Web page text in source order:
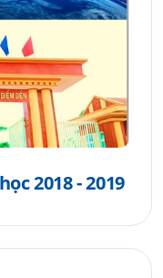
2018 - 2019